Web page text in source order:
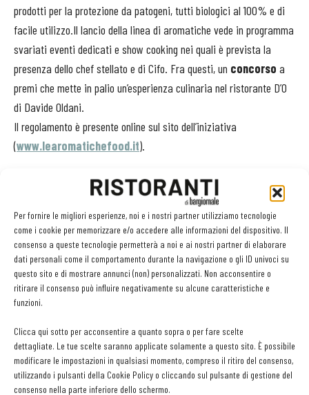
Per fornire le migliori esperienze, noi e i nostri partner utilizziamo tecnologie
come i cookie per memorizzare e/o accedere alle informazioni del dispositivo. Il
consenso a queste tecnologie permetterà a noi e ai nostri partner di elaborare
dati personali come il comportamento durante la navigazione o gli ID univoci su
questo sito e di mostrare annunci (non) personalizzati. Non acconsentire o
ritirare il consenso può influire negativamente su alcune caratteristiche e
funzioni.
Clicca qui sotto per acconsentire a quanto sopra o per fare scelte
dettagliate. Le tue scelte saranno applicate solamente a questo sito. È possibile
modificare le impostazioni in qualsiasi momento, compreso il ritiro del consenso,
utilizzando i pulsanti della Cookie Policy o cliccando sul pulsante di gestione del
consenso nella parte inferiore dello schermo.
prodotti per la protezione da patogeni, tutti biologici al 100% e di
facile utilizzo.Il lancio della linea di aromatiche vede in programma
svariati eventi dedicati e show cooking nei quali è prevista la
presenza dello chef stellato e di Cifo. Fra questi, un concorso a
premi che mette in palio un’esperienza culinaria nel ristorante D’O
di Davide Oldani.
Il regolamento è presente online sul sito dell’iniziativa
(www.learomatichefood.it).
Facebook Twitter
LEGGI ANCHE
Ampliare l’attività del ristorante al catering? Sì, ma la
scelta giusta è puntare sul premium